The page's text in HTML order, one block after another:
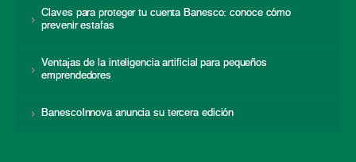
Claves para proteger tu cuenta Banesco: conoce cómo
prevenir estafas
Ventajas de la inteligencia artificial para pequeños
emprendedores
BanescoInnova anuncia su tercera edición